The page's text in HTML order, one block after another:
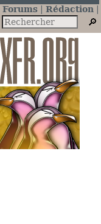
Forums
Rédaction